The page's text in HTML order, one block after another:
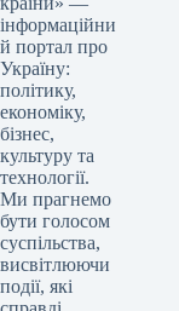
інформаційни
й портал про
Україну:
політику,
економіку,
бізнес,
культуру та
технології.
Ми прагнемо
бути голосом
суспільства,
висвітлюючи
події, які